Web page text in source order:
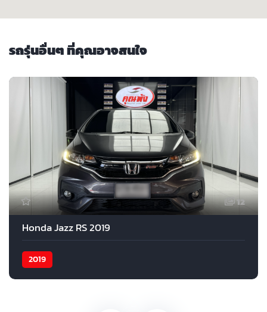
รถรุ่นอื่นๆ ที่คุณอาจสนใจ
12
Honda Jazz RS 2019
2019